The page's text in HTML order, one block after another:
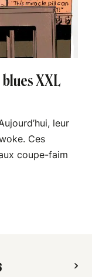
blues XXL
leur
Ces
coupe-faim